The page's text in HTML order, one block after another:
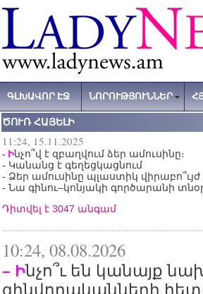
ԳԼԽԱՎՈՐ ԷՋ ՆՈՐՈՒԹՅՈՒՆՆԵՐ
ԾՈՒՌ ՀԱՅԵԼԻ
11:24, 15.11.2025
- Ինչո՞վ է զբաղվում ձեր ամուսինը։
- Կանանց է գեղեցկացնում
- Ձեր ամուսինը պլաստիկ վիրաբո՞ւյժ
- Նա գինու–կոնյակի գործարանի
Դիտվել է 3047 անգամ
10:24, 08.08.2026
– Ինչո՞ւ են կանայք
զինվորականների